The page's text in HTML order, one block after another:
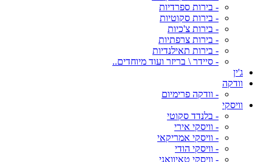
- בירות ספרדיות
- בירות סקוטיות
- בירות צ'כיות
- בירות צרפתיות
- בירות תאילנדיות
- סיידר \ בריזר ועוד מיוחדים..
ג'ין
וודקה
- וודקה פרימיום
וויסקי
- בלנדד סקוטי
- וויסקי אירי
- וויסקי אמריקאי
- וויסקי הודי
- וויסקי טאיוואני